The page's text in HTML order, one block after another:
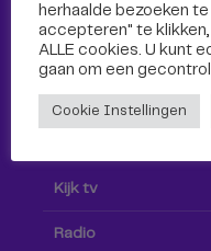
Kijk tv
Radio
herhaalde bezoeken
accepteren" te
ALLE cookies. U kunt
gaan om een
Cookie Instellingen